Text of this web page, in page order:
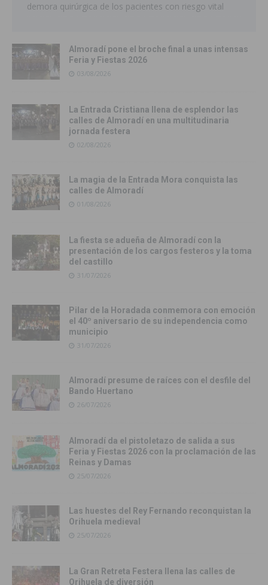
demora quirúrgica de los pacientes con riesgo vital
Almoradí pone el broche final a unas intensas
Feria y Fiestas 2026
03/08/2026
La Entrada Cristiana llena de esplendor las
calles de Almoradí en una multitudinaria
jornada festera
02/08/2026
La magia de la Entrada Mora conquista las
calles de Almoradí
01/08/2026
La fiesta se adueña de Almoradí con la
presentación de los cargos festeros y la toma
del castillo
31/07/2026
Pilar de la Horadada conmemora con emoción
el 40º aniversario de su independencia como
municipio
31/07/2026
Almoradí presume de raíces con el desfile del
Bando Huertano
26/07/2026
Almoradí da el pistoletazo de salida a sus
Feria y Fiestas 2026 con la proclamación de las
Reinas y Damas
25/07/2026
Las huestes del Rey Fernando reconquistan la
Orihuela medieval
25/07/2026
La Gran Retreta Festera llena las calles de
Orihuela de diversión